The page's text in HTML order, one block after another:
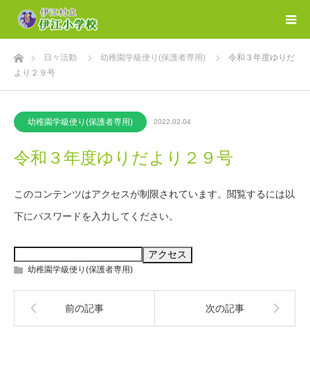
ホーム日々活動 幼稚園学級便り(保護者専用)
令和３年度ゆりだ
より２９号
幼稚園学級便り(保護者専用) 2022.02.04
令和３年度ゆりだより２９号
このコンテンツはアクセスが制限されています。閲覧するには以
下にパスワードを入力してください。
幼稚園学級便り(保護者専用)
前の記事 次の記事